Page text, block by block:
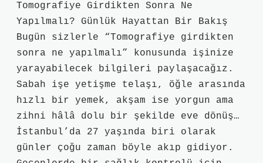
Tomografiye Girdikten Sonra Ne
Yapılmalı? Günlük Hayattan Bir Bakış
Bugün sizlerle “Tomografiye girdikten
sonra ne yapılmalı” konusunda işinize
yarayabilecek bilgileri paylaşacağız.
Sabah işe yetişme telaşı, öğle arasında
hızlı bir yemek, akşam ise yorgun ama
zihni hâlâ dolu bir şekilde eve dönüş…
İstanbul’da 27 yaşında biri olarak
günler çoğu zaman böyle akıp gidiyor.